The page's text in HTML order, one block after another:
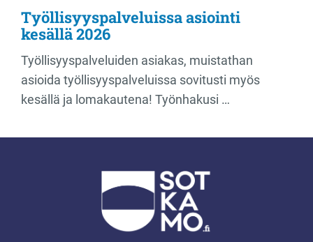
Työllisyyspalveluissa asiointi
kesällä 2026
Työllisyyspalveluiden asiakas, muistathan
asioida työllisyyspalveluissa sovitusti myös
kesällä ja lomakautena! Työnhakusi …